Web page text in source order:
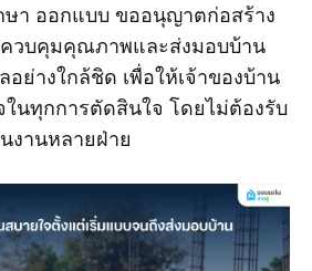
ษา ออกแบบ ขออนุญาตก่อสร้าง
วบคุมคุณภาพและส่งมอบบ้าน
ย่างใกล้ชิด เพื่อให้เจ้าของบ้าน
นทุกการตัดสินใจ โดยไม่ต้องรับ
งานหลายฝ่าย